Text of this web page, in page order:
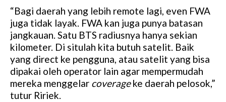
“Bagi daerah yang lebih remote lagi, even FWA
juga tidak layak. FWA kan juga punya batasan
jangkauan. Satu BTS radiusnya hanya sekian
kilometer. Di situlah kita butuh satelit. Baik
yang direct ke pengguna, atau satelit yang bisa
dipakai oleh operator lain agar mempermudah
mereka menggelar coverageke daerah pelosok,”
tutur Ririek.